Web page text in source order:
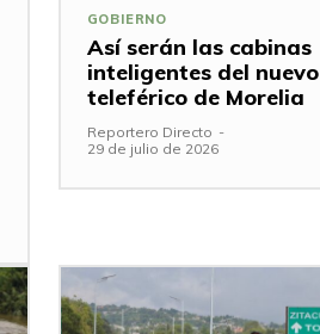
GOBIERNO
Así serán las cabinas
inteligentes del nuevo
teleférico de Morelia
Reportero Directo -
29 de julio de 2026